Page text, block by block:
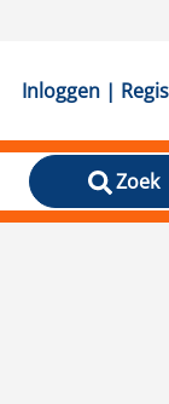
Inloggen |
Zoek